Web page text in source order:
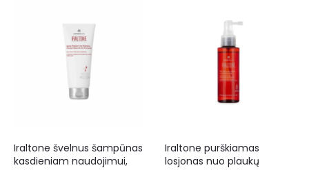
Iraltone švelnus šampūnas
kasdieniam naudojimui,
Iraltone purškiamas
losjonas nuo plaukų